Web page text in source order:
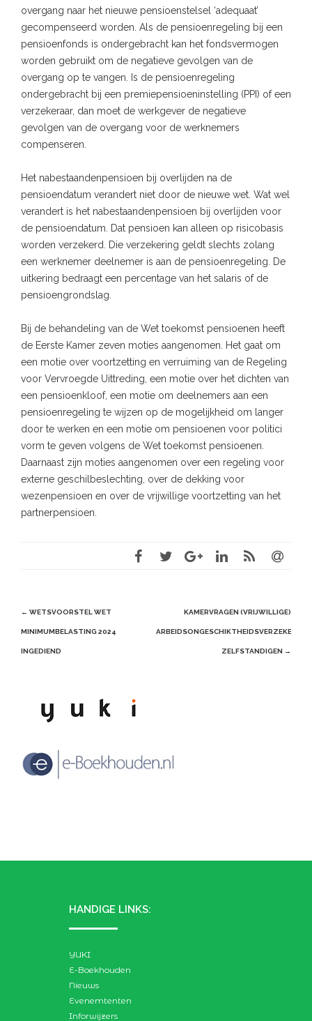
overgang naar het nieuwe pensioenstelsel ‘adequaat’
gecompenseerd worden. Als de pensioenregeling bij een
pensioenfonds is ondergebracht kan het fondsvermogen
worden gebruikt om de negatieve gevolgen van de
overgang op te vangen. Is de pensioenregeling
ondergebracht bij een premiepensioeninstelling (PPI) of een
verzekeraar, dan moet de werkgever de negatieve
gevolgen van de overgang voor de werknemers
compenseren.
Het nabestaandenpensioen bij overlijden na de
pensioendatum verandert niet door de nieuwe wet. Wat wel
verandert is het nabestaandenpensioen bij overlijden voor
de pensioendatum. Dat pensioen kan alleen op risicobasis
worden verzekerd. Die verzekering geldt slechts zolang
een werknemer deelnemer is aan de pensioenregeling. De
uitkering bedraagt een percentage van het salaris of de
pensioengrondslag.
Bij de behandeling van de Wet toekomst pensioenen heeft
de Eerste Kamer zeven moties aangenomen. Het gaat om
een motie over voortzetting en verruiming van de Regeling
voor Vervroegde Uittreding, een motie over het dichten van
een pensioenkloof, een motie om deelnemers aan een
pensioenregeling te wijzen op de mogelijkheid om langer
door te werken en een motie om pensioenen voor politici
vorm te geven volgens de Wet toekomst pensioenen.
Daarnaast zijn moties aangenomen over een regeling voor
externe geschilbeslechting, over de dekking voor
wezenpensioen en over de vrijwillige voortzetting van het
partnerpensioen.
Post
navigation
← WETSVOORSTEL WET
MINIMUMBELASTING 2024
INGEDIEND
KAMERVRAGEN (VRIJWILLIGE)
ARBEIDSONGESCHIKTHEIDSVERZEKERING
ZELFSTANDIGEN →
HANDIGE LINKS:
YUKI
E-Boekhouden
Nieuws
Evenemtenten
Inforwijzers